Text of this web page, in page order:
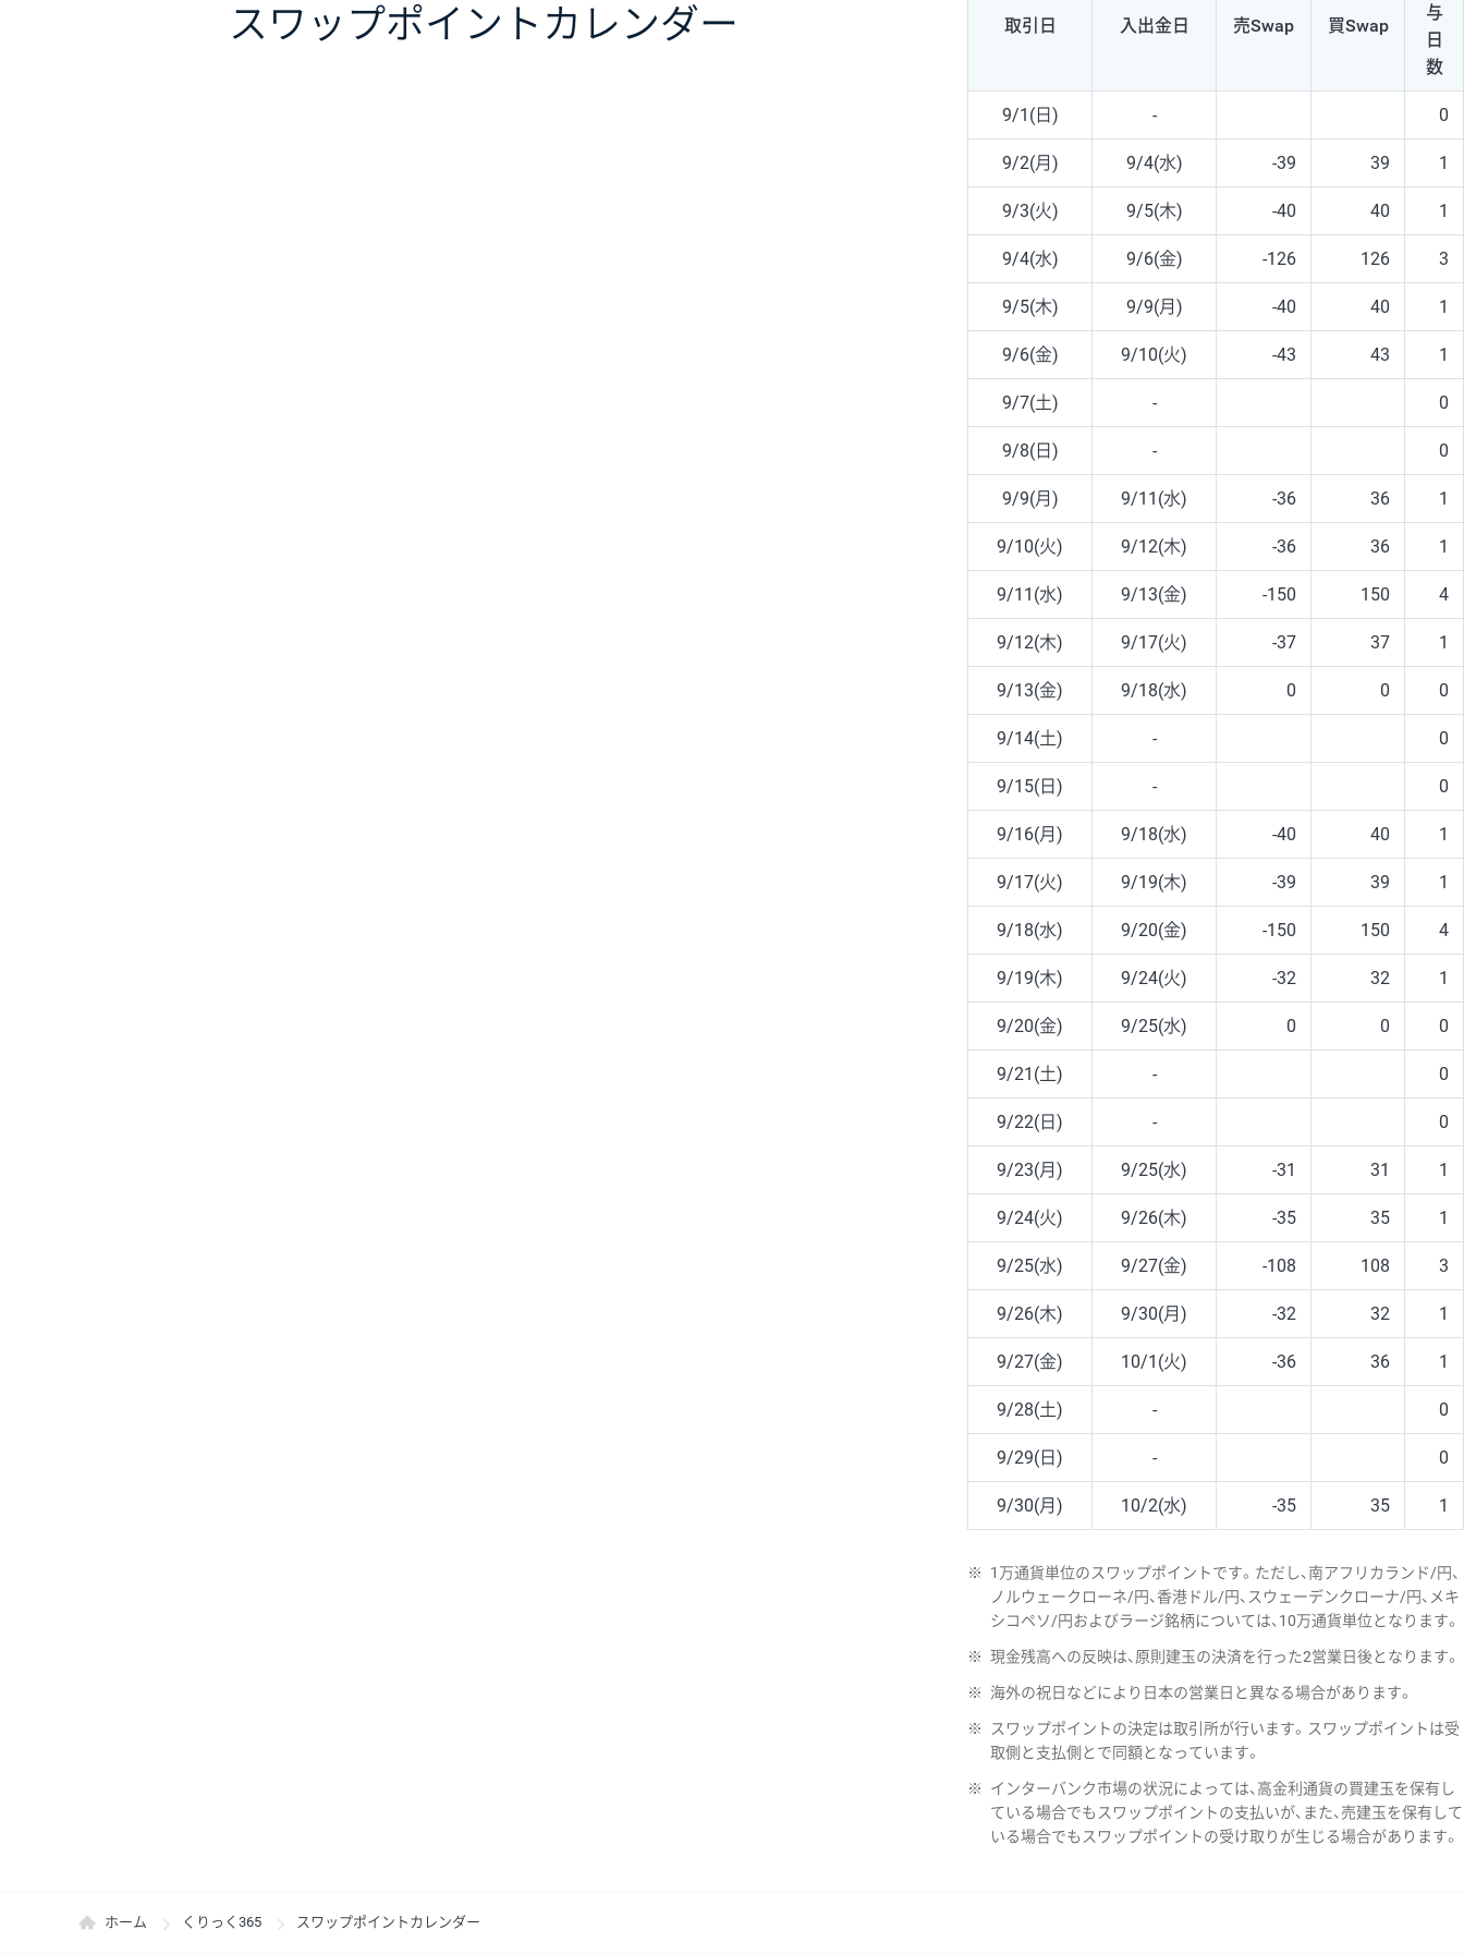
スワップポイント カレンダー 取引日 入出金日 売Swap 買Swap
与
日
数
9/1(日) - 0
9/2(月) 9/4(水) -39 39 1
9/3(火) 9/5(木) -40 40 1
9/4(水) 9/6(金) -126 126 3
9/5(木) 9/9(月) -40 40 1
9/6(金) 9/10(火) -43 43 1
9/7(土) - 0
9/8(日) - 0
9/9(月) 9/11(水) -36 36 1
9/10(火) 9/12(木) -36 36 1
9/11(水) 9/13(金) -150 150 4
9/12(木) 9/17(火) -37 37 1
9/13(金) 9/18(水) 0 0 0
9/14(土) - 0
9/15(日) - 0
9/16(月) 9/18(水) -40 40 1
9/17(火) 9/19(木) -39 39 1
9/18(水) 9/20(金) -150 150 4
9/19(木) 9/24(火) -32 32 1
9/20(金) 9/25(水) 0 0 0
9/21(土) - 0
9/22(日) - 0
9/23(月) 9/25(水) -31 31 1
9/24(火) 9/26(木) -35 35 1
9/25(水) 9/27(金) -108 108 3
9/26(木) 9/30(月) -32 32 1
9/27(金) 10/1(火) -36 36 1
9/28(土) - 0
9/29(日) - 0
9/30(月) 10/2(水) -35 35 1
※
1万通貨単位のスワップポイントです。ただし、南アフリカランド/円、
ノルウェークローネ/円、香港ドル/円、スウェーデンクローナ/円、メキ
シコペソ/円およびラージ銘柄については、10万通貨単位となります。
※ 現金残高への反映は、原則建玉の決済を行った2営業日後となります。
※ 海外の祝日などにより日本の営業日と異なる場合があります。
※
スワップポイントの決定は取引所が行います。スワップポイントは受
取側と支払側とで同額となっています。
※
インターバンク市場の状況によっては、高金利通貨の買建玉を保有し
ている場合でもスワップポイントの支払いが、また、売建玉を保有して
いる場合でもスワップポイントの受け取りが生じる場合があります。
ホーム くりっく365 スワップポイントカレンダー